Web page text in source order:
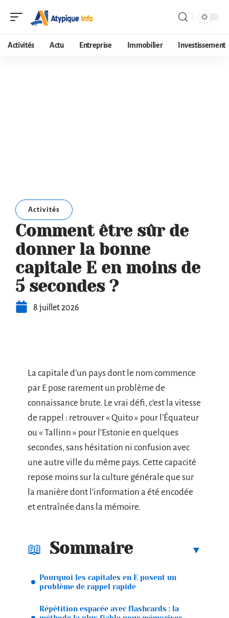
Activités Actu Entreprise Immobilier Investissement
Activités
Comment être sûr de
donner la bonne
capitale E en moins de
5 secondes ?
8 juillet 2026
La capitale d’un pays dont le nom commence
par E pose rarement un problème de
connaissance brute. Le vrai défi, c’est la vitesse
de rappel : retrouver « Quito » pour l’Équateur
ou « Tallinn » pour l’Estonie en quelques
secondes, sans hésitation ni confusion avec
une autre ville du même pays. Cette capacité
repose moins sur la culture générale que sur
la manière dont l’information a été encodée
et entraînée dans la mémoire.
Sommaire
Pourquoi les capitales en E posent un
problème de rappel rapide
Répétition espacée avec flashcards : la